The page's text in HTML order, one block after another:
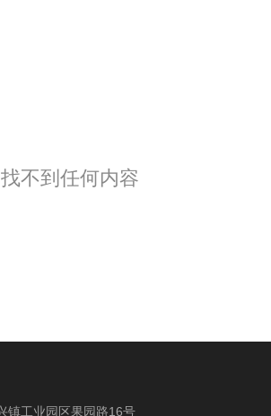
找不到任何内容
镇工业园区果园路16号